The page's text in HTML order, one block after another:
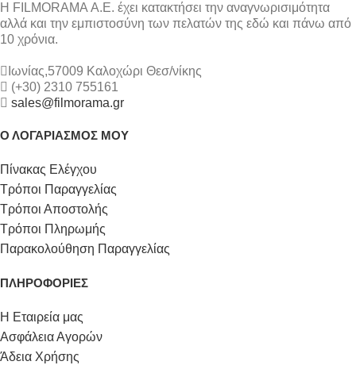
Η FILMORAMA Α.Ε. έχει κατακτήσει την αναγνωρισιμότητα
αλλά και την εμπιστοσύνη των πελατών της εδώ και πάνω από
10 χρόνια.
Ιωνίας,57009 Καλοχώρι Θεσ/νίκης
(+30) 2310 755161
sales@filmorama.gr
Ο ΛΟΓΑΡΙΑΣΜΟΣ ΜΟΥ
Πίνακας Ελέγχου
Τρόποι Παραγγελίας
Τρόποι Αποστολής
Τρόποι Πληρωμής
Παρακολούθηση Παραγγελίας
ΠΛΗΡΟΦΟΡΙΕΣ
Η Εταιρεία μας
Ασφάλεια Αγορών
Άδεια Χρήσης